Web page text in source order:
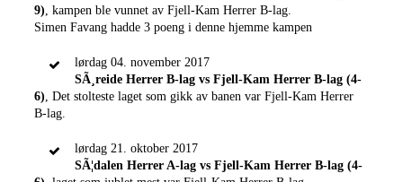
9), kampen ble vunnet av Fjell-Kam Herrer B-lag.
Simen Favang hadde 3 poeng i denne hjemme kampen
lørdag 04. november 2017
SÃ¸reide Herrer B-lag vs Fjell-Kam Herrer B-lag (4-
6), Det stolteste laget som gikk av banen var Fjell-Kam Herrer
B-lag.
lørdag 21. oktober 2017
SÃ¦dalen Herrer A-lag vs Fjell-Kam Herrer B-lag (4-